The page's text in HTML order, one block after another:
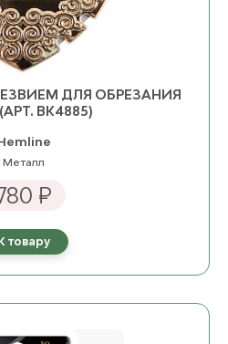
ДЛЯ ОБРЕЗАНИЯ
BK4885)
Металл
₽
товару